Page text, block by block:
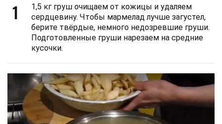
1
1,5 кг груш очищаем от кожицы и удаляем
сердцевину. Чтобы мармелад лучше загустел,
берите твёрдые, немного недозревшие груши.
Подготовленные груши нарезаем на средние
кусочки.